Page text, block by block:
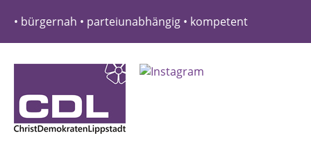
• bürgernah • parteiunabhängig • kompetent